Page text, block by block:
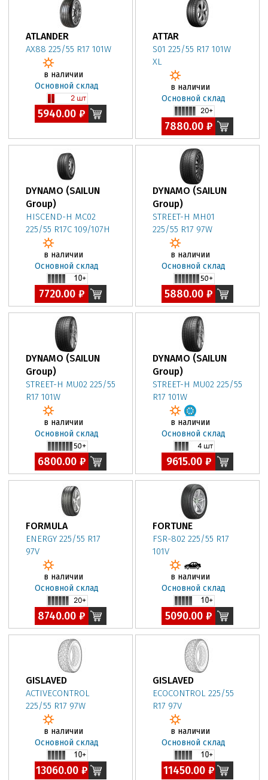
ATLANDER
AX88 225/55 R17 101W
в наличии
Основной склад
5940.00 ₽
ATTAR
S01 225/55 R17 101W
XL
в наличии
Основной склад
7880.00 ₽
DYNAMO (SAILUN
Group)
HISCEND-H MC02
225/55 R17C 109/107H
в наличии
Основной склад
7720.00 ₽
DYNAMO (SAILUN
Group)
STREET-H MH01
225/55 R17 97W
в наличии
Основной склад
5880.00 ₽
DYNAMO (SAILUN
Group)
STREET-H MU02 225/55
R17 101W
в наличии
Основной склад
6800.00 ₽
DYNAMO (SAILUN
Group)
STREET-H MU02 225/55
R17 101W
в наличии
Основной склад
9615.00 ₽
FORMULA
ENERGY 225/55 R17
97V
в наличии
Основной склад
8740.00 ₽
FORTUNE
FSR-802 225/55 R17
101V
в наличии
Основной склад
5090.00 ₽
GISLAVED
ACTIVECONTROL
225/55 R17 97W
в наличии
Основной склад
13060.00 ₽
GISLAVED
ECOCONTROL 225/55
R17 97V
в наличии
Основной склад
11450.00 ₽